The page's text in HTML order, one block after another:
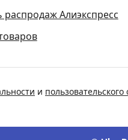
распродаж Алиэкспресс
и